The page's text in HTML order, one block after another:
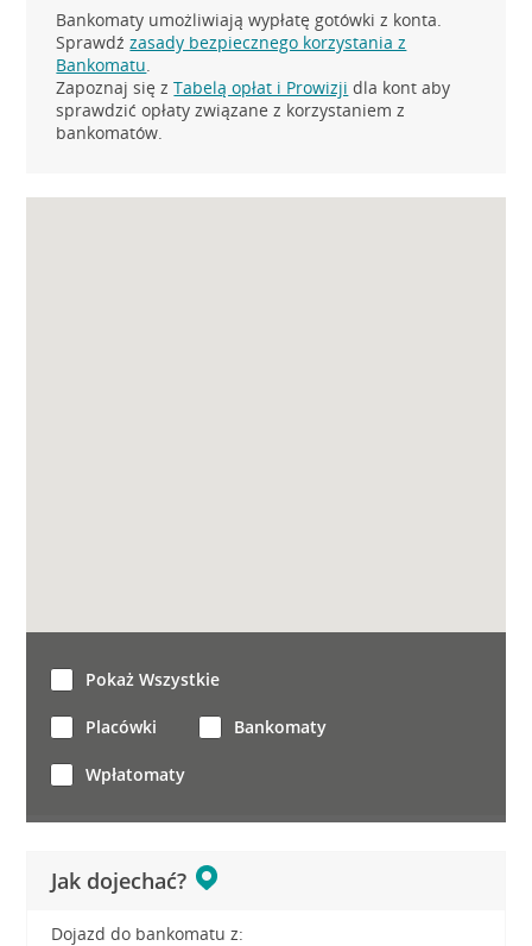
Bankomaty umożliwiają wypłatę gotówki z konta.
Sprawdźzasady bezpiecznego korzystania z
Bankomatu.
Zapoznaj się zTabelą opłat i Prowizji dla kont aby
sprawdzić opłaty związane z korzystaniem z
bankomatów.
Jak dojechać?
Dojazd do bankomatu z:
Pokaż Wszystkie
Placówki Bankomaty
Wpłatomaty